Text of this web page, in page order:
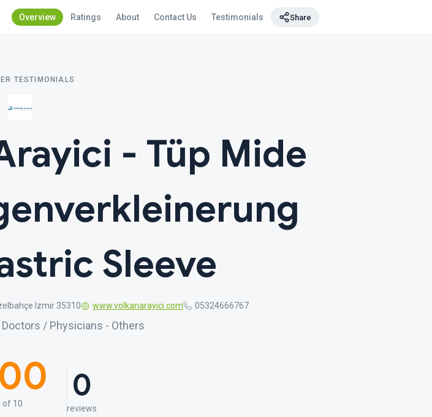
Overview Ratings About Contact Us Testimonials Share
TESTIMONIALS
- Tüp Mide
Sleeve
Izmir 35310 www.volkanarayici.com 05324666767
/ Physicians - Others
of 10 0
reviews